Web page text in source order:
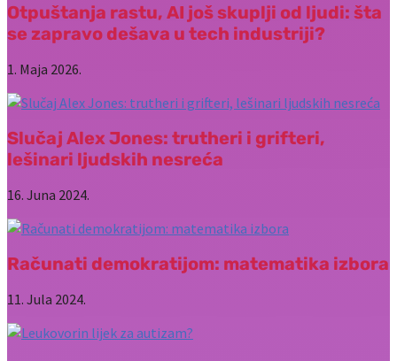
Otpuštanja rastu, AI još skuplji od ljudi: šta
se zapravo dešava u tech industriji?
1. Maja 2026.
Slučaj Alex Jones: trutheri i grifteri,
lešinari ljudskih nesreća
16. Juna 2024.
Računati demokratijom: matematika izbora
11. Jula 2024.